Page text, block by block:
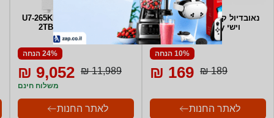
נאובדיול קרם עיניים ושפתיים
וישי Vichy במבצע
10% הנחה
189 ₪
169 ₪
לאתר החנות
מחשב גיימינג U7-265KF+SSD
2TB+32G+RTX 5070
24% הנחה
11,989 ₪
9,052 ₪
משלוח חינם
לאתר החנות